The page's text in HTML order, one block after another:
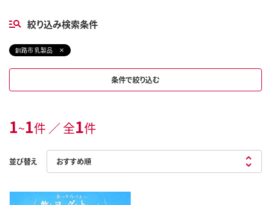
絞り込み検索条件
釧路市 乳製品
条件で絞り込む
1~1件 ／ 全1件
並び替え